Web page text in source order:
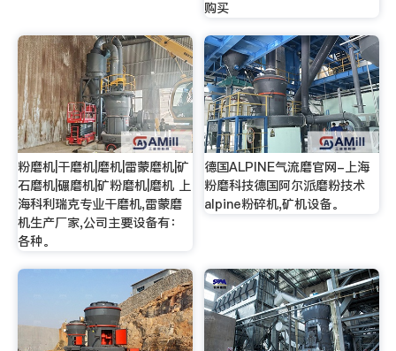
购买
粉磨机|干磨机|磨机|雷蒙磨机|矿
石磨机|碾磨机|矿粉磨机|磨机 上
海科利瑞克专业干磨机,雷蒙磨
机生产厂家,公司主要设备有：
各种。
德国ALPINE气流磨官网-上海
粉磨科技德国阿尔派磨粉技术
alpine粉碎机,矿机设备。